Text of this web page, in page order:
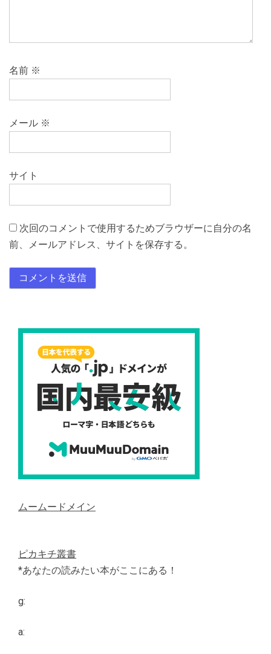
名前 ※
メール ※
サイト
次回のコメントで使用するためブラウザーに自分の名
前、メールアドレス、サイトを保存する。
ムームードメイン
ピカキチ叢書
*あなたの読みたい本がここにある！
g:
a: